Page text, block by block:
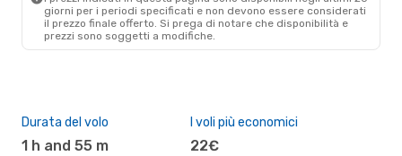
giorni per i periodi specificati e non devono essere considerati
il ​​prezzo finale offerto. Si prega di notare che disponibilità e
prezzi sono soggetti a modifiche.
Durata del volo
1 h and 55 m
I voli più economici
22€